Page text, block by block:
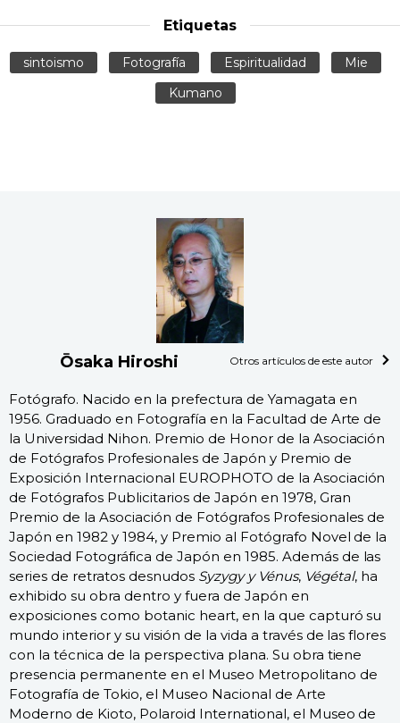
Etiquetas
sintoismo Fotografía Espiritualidad
Mie
Kumano
Ōsaka Hiroshi Otros artículos de este autor
Fotógrafo. Nacido en la prefectura de Yamagata en
1956. Graduado en Fotografía en la Facultad de Arte de
la Universidad Nihon. Premio de Honor de la Asociación
de Fotógrafos Profesionales de Japón y Premio de
Exposición Internacional EUROPHOTO de la Asociación
de Fotógrafos Publicitarios de Japón en 1978, Gran
Premio de la Asociación de Fotógrafos Profesionales de
Japón en 1982 y 1984, y Premio al Fotógrafo Novel de la
Sociedad Fotográfica de Japón en 1985. Además de las
series de retratos desnudos Syzygy y Vénus, Végétal, ha
exhibido su obra dentro y fuera de Japón en
exposiciones como botanic heart, en la que capturó su
mundo interior y su visión de la vida a través de las flores
con la técnica de la perspectiva plana. Su obra tiene
presencia permanente en el Museo Metropolitano de
Fotografía de Tokio, el Museo Nacional de Arte
Moderno de Kioto, Polaroid International, el Museo de